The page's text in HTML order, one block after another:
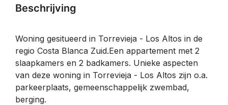
Beschrijving
Woning gesitueerd in Torrevieja - Los Altos in de
regio Costa Blanca Zuid.Een appartement met 2
slaapkamers en 2 badkamers. Unieke aspecten
van deze woning in Torrevieja - Los Altos zijn o.a.
parkeerplaats, gemeenschappelijk zwembad,
berging.